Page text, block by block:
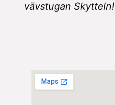
vävstugan Skytteln!